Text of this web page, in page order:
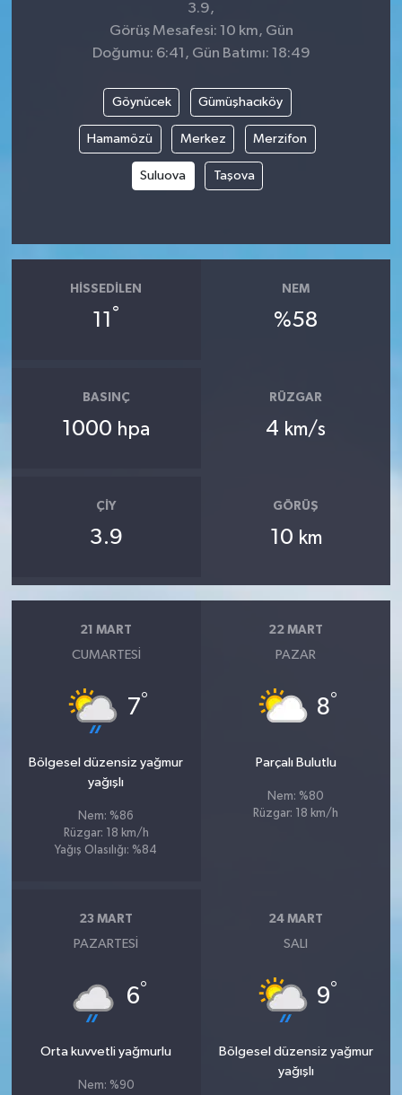
3.9,
Görüş Mesafesi: 10 km, Gün
Doğumu: 6:41, Gün Batımı: 18:49
Göynücek Gümüşhacıköy
Hamamözü Merkez Merzifon
Suluova Taşova
HISSEDILEN
11 °
NEM
%58
BASINÇ
1000 hpa
RÜZGAR
4 km/s
ÇIY
3.9
GÖRÜŞ
10 km
21 MART
CUMARTESI
7°
Bölgesel düzensiz yağmur
yağışlı
Nem: %86
Rüzgar: 18 km/h
Yağış Olasılığı: %84
22 MART
PAZAR
8°
Parçalı Bulutlu
Nem: %80
Rüzgar: 18 km/h
23 MART
PAZARTESI
6°
Orta kuvvetli yağmurlu
Nem: %90
24 MART
SALI
9°
Bölgesel düzensiz yağmur
yağışlı